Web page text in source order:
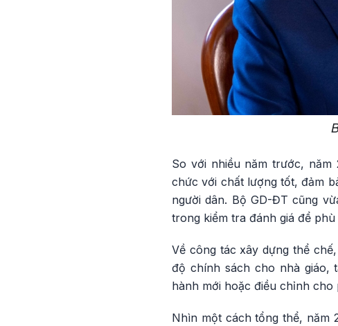
So với nhiều năm trước,
chức với chất lượng tốt, đảm
người dân. Bộ GD-ĐT cũng
trong kiểm tra đánh giá để
Về công tác xây dựng thể
độ chính sách cho nhà giáo,
hành mới hoặc điều chỉnh
Nhìn một cách tổng thể, năm